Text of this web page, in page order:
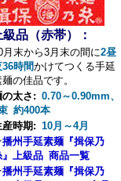
級品（赤帯）：
月末から3月末の間に2昼
36時間かけてつくる手延
の佳品です。
の太さ: 0.70～0.90mm、
約400本
産時期: 10月～4月
播州手延素麺『揖保乃
』上級品 商品一覧
播州手延素麺『揖保乃